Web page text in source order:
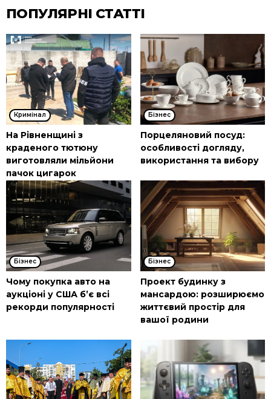
ПОПУЛЯРНІ СТАТТІ
Кримінал
На Рівненщині з
краденого тютюну
виготовляли мільйони
пачок цигарок
Бізнес
Порцеляновий посуд:
особливості догляду,
використання та вибору
Бізнес
Чому покупка авто на
аукціоні у США б’є всі
рекорди популярності
Бізнес
Проект будинку з
мансардою: розширюємо
життєвий простір для
вашої родини